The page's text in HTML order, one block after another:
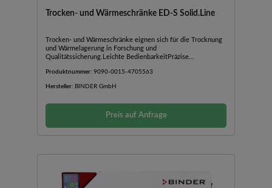
Trocken- und Wärmeschränke ED-S Solid.Line
Trocken- und Wärmeschränke eignen sich für die Trocknung
und Wärmelagerung in Forschung und
Qualitätssicherung.Leichte BedienbarkeitPräzise
TüröffnungAPT.line™
optischem AlarmMit natürlicher Konvektion für gleichmäßige
Temperaturverteilung.
Produktnummer: 9090-0015-4705563
Hersteller: BINDER GmbH
Preis auf Anfrage